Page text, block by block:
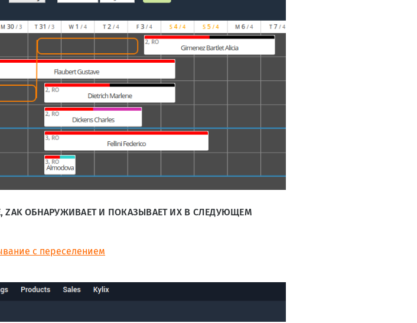
ОБНАРУЖИВАЕТ И ПОКАЗЫВАЕТ ИХ В СЛЕДУЮЩЕМ
с переселением